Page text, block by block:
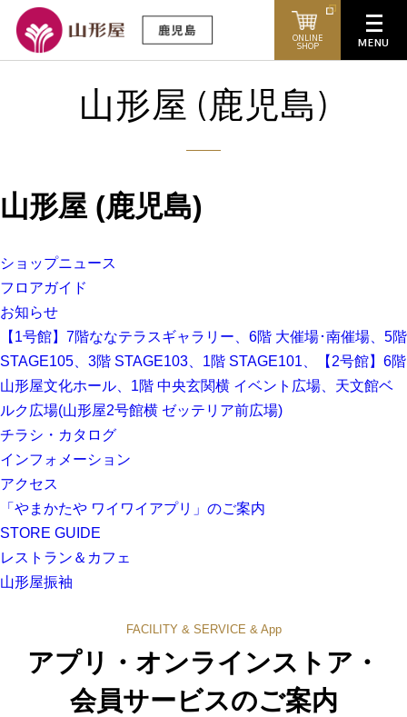
ONLINE
SHOP
山形屋 (鹿児島)
山形屋 (鹿児島)
ショップニュース
フロアガイド
お知らせ
【1号館】7階ななテラスギャラリー、6階 大催場･南催場、5階
STAGE105、3階 STAGE103、1階 STAGE101、【2号館】6階
山形屋文化ホール、1階 中央玄関横 イベント広場、天文館ベ
ルク広場(山形屋2号館横 ゼッテリア前広場)
チラシ・カタログ
インフォメーション
アクセス
「やまかたや ワイワイアプリ」のご案内
STORE GUIDE
レストラン＆カフェ
山形屋振袖
FACILITY & SERVICE & App
アプリ・オンラインストア・
会員サービスのご案内